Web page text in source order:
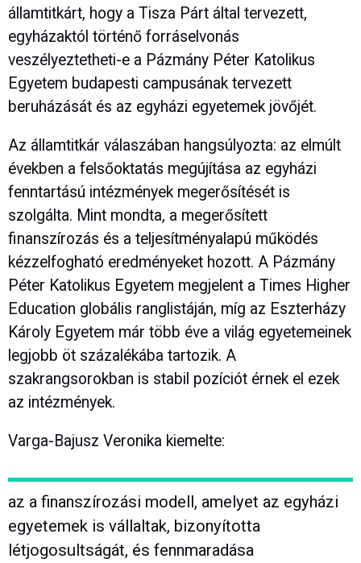
államtitkárt, hogy a Tisza Párt által tervezett,
egyházaktól történő forráselvonás
veszélyeztetheti-e a Pázmány Péter Katolikus
Egyetem budapesti campusának tervezett
beruházását és az egyházi egyetemek jövőjét.
Az államtitkár válaszában hangsúlyozta: az elmúlt
években a felsőoktatás megújítása az egyházi
fenntartású intézmények megerősítését is
szolgálta. Mint mondta, a megerősített
finanszírozás és a teljesítményalapú működés
kézzelfogható eredményeket hozott. A Pázmány
Péter Katolikus Egyetem megjelent a Times Higher
Education globális ranglistáján, míg az Eszterházy
Károly Egyetem már több éve a világ egyetemeinek
legjobb öt százalékába tartozik. A
szakrangsorokban is stabil pozíciót érnek el ezek
az intézmények.
Varga-Bajusz Veronika kiemelte:
az a finanszírozási modell, amelyet az egyházi
egyetemek is vállaltak, bizonyította
létjogosultságát, és fennmaradása